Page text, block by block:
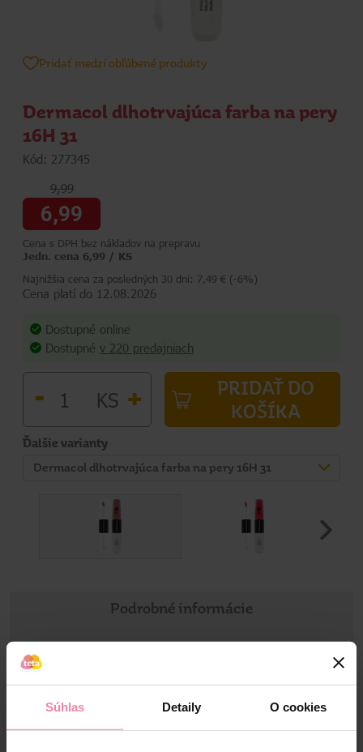
Súhlas Detaily O cookies
Pridať medzi obľúbené produkty
Dermacol dlhotrvajúca farba na pery
16H 31
Kód: 277345
9,99
6,99
Cena s DPH bez nákladov na prepravu
Jedn. cena 6,99 / KS
Najnižšia cena za posledných 30 dní: 7,49 € (-6%)
Cena platí do 12.08.2026
Dostupné online
Dostupné v 220 predajniach
- KS +
PRIDAŤ DO
KOŠÍKA
Ďalšie varianty
Dermacol dlhotrvajúca farba na pery 16H 31
Podrobné informácie
Informácie o výrobku
16H dlhotrvajúca farba na pery a lesk 2 v 1. Nádherná
intenzívna a krycia farba tohto tekutého dlhotrvajúceho
rúžu vytvára bezchybný vzhľad pier po celý deň! Prelomová